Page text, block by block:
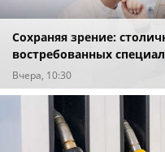
Сохраняя зрение:
востребованных
Вчера, 10:30